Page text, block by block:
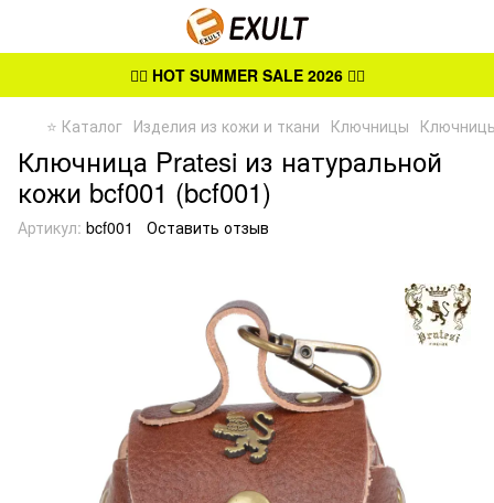
👉🏻 HOT SUMMER SALE 2026👈🏻
⭐ Каталог Изделия из кожи и ткани Ключницы
Ключница Pratesi из натуральной
кожи bcf001 (bcf001)
Артикул: bcf001 Оставить отзыв